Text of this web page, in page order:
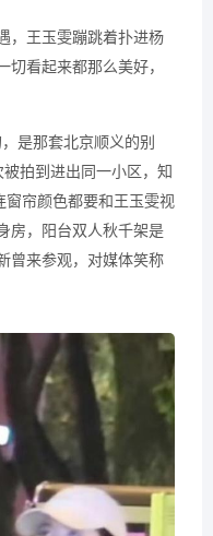
，王玉雯蹦跳着扑进杨
切看起来都那么美好，
是那套北京顺义的别
拍到进出同一小区，知
窗帘颜色都要和王玉雯视
房，阳台双人秋千架是
曾来参观，对媒体笑称